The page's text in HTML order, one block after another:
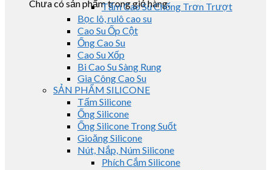
Chưa có sản phẩm trong giỏ hàng.
Tấm Cao Su Chống Trơn Trượt
Bọc lô, rulô cao su
Cao Su Ốp Cột
Ống Cao Su
Cao Su Xốp
Bi Cao Su Sàng Rung
Gia Công Cao Su
SẢN PHẨM SILICONE
Tấm Silicone
Ống Silicone
Ống Silicone Trong Suốt
Gioăng Silicone
Nút, Nắp, Núm Silicone
Phích Cắm Silicone